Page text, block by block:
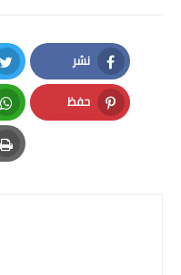
نشر
Facebook
حفظ
Pinterest